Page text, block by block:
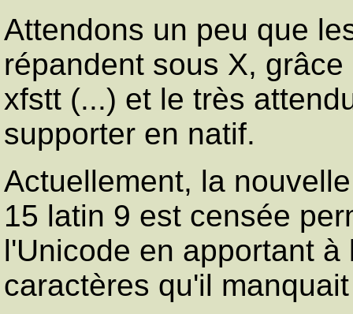
Attendons un peu que
répandent sous X,
xfstt (...) et le très
supporter en natif.
Actuellement, la
15 latin 9 est censée
l'Unicode en apportant
caractères qu'il